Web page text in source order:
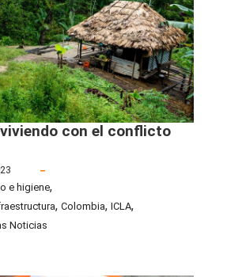
con el conflicto
e higiene,
, Colombia, ICLA,
Noticias